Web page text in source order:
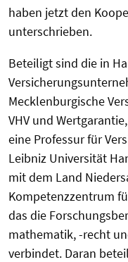
haben jetzt den
unterschrieben.
Beteiligt sind die in
Mecklenburgische
VHV und
eine Professur für
Leibniz Universität
mit dem Land
Kompetenzzentrum
das die
mathematik, -recht
verbindet. Daran